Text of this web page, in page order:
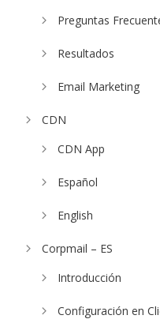
Preguntas
Resultados
Email Marketing
CDN
CDN App
Español
English
Corpmail – ES
Introducción
Configuración en